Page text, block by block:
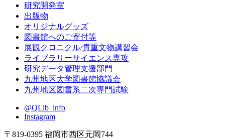
研究開発室
出版物
オリジナルグッズ
図書館へのご寄付等
展観クロニクル/貴重文物講習会
ライブラリーサイエンス専攻
研究データ管理支援部門
九州地区大学図書館協議会
九州地区図書系二次専門試験
@QLib_info
Instagram
〒819-0395 福岡市西区元岡744